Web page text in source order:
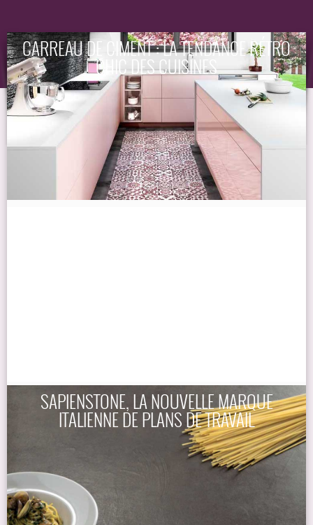
CARREAU DE CIMENT : LA TENDANCE RÉTRO
CHIC DES CUISINES
SAPIENSTONE, LA NOUVELLE MARQUE
ITALIENNE DE PLANS DE TRAVAIL